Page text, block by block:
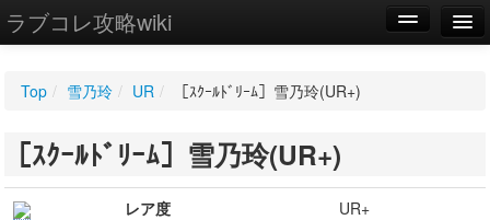
ラブコレ攻略wiki
WIKI
設定
Top / 雪乃玲 / UR / ［ｽｸｰﾙﾄﾞﾘｰﾑ］雪乃玲(UR+)
［ｽｸｰﾙﾄﾞﾘｰﾑ］雪乃玲(UR+)
レア度
UR+